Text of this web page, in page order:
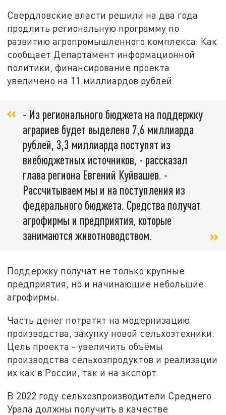
Свердловские власти решили на два года
продлить региональную программу по
развитию агропромышленного комплекса. Как
сообщает Департамент информационной
политики, финансирование проекта
увеличено на 11 миллиардов рублей.
- Из регионального бюджета на поддержку
аграриев будет выделено 7,6 миллиарда
рублей, 3,3 миллиарда поступят из
внебюджетных источников, - рассказал
глава региона Евгений Куйвашев. -
Рассчитываем мы и на поступления из
федерального бюджета. Средства получат
агрофирмы и предприятия, которые
занимаются животноводством.
Поддержку получат не только крупные
предприятия, но и начинающие небольшие
агрофирмы.
Часть денег потратят на модернизацию
производства, закупку новой сельхозтехники.
Цель проекта - увеличить объёмы
производства сельхозпродуктов и реализации
их как в России, так и на экспорт.
В 2022 году сельхозпроизводители Среднего
Урала должны получить в качестве